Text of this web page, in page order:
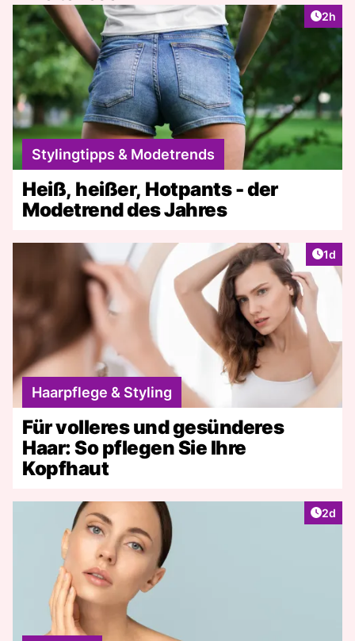
2h
Stylingtipps & Modetrends
Heiß, heißer, Hotpants - der
Modetrend des Jahres
1d
Haarpflege & Styling
Für volleres und gesünderes
Haar: So pflegen Sie Ihre
Kopfhaut
2d